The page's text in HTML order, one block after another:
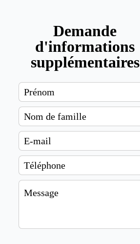
Demande
d'informations
supplémentaires